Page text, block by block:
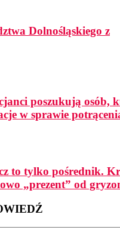
Dolnośląskiego z
poszukują osób,
w sprawie
to tylko pośrednik.
„prezent” od